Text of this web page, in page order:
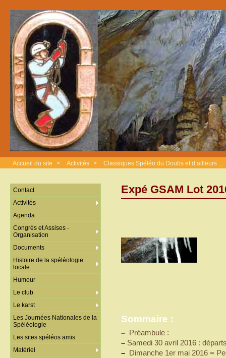
Accueil du site > Activités > Classiques Spéléo du Doubs et d’ailleurs ...
Expé GSAM Lot
Sommaire :
– Préambule :
– Samedi 30 avril 2016 :
– Dimanche 1er mai 2016 =
Contact
Activités
Agenda
Congrès et Assises -
Organisation
Documents
Histoire de la spéléologie
locale
Humour
Le club
Le karst
Les Journées Nationales de la
Spéléologie
Les sites spéléos amis
Matériel